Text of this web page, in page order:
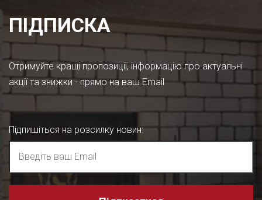
ПІДПИСКА
Отримуйте кращі пропозиції, інформацію про актуальні
акції та знижки - прямо на ваш Email
Підпишіться на розсилку новин: